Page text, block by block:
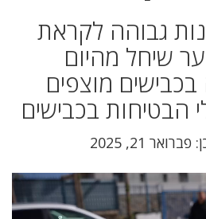
גבוהה לקראת
שיחל מהיום
מוצפים
הבטיחות בכבישים
21, 2025